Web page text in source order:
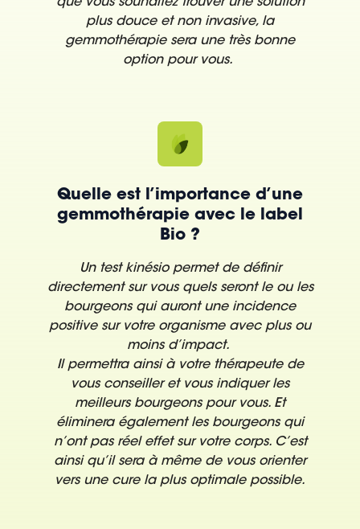
plus douce et non invasive, la
gemmothérapie sera une très bonne
option pour vous.
Quelle est l’importance d’une
gemmothérapie avec le label
Bio ?
Un test kinésio permet de définir
directement sur vous quels seront le ou les
bourgeons qui auront une incidence
positive sur votre organisme avec plus ou
moins d’impact.
Il permettra ainsi à votre thérapeute de
vous conseiller et vous indiquer les
meilleurs bourgeons pour vous. Et
éliminera également les bourgeons qui
n’ont pas réel effet sur votre corps. C’est
ainsi qu’il sera à même de vous orienter
vers une cure la plus optimale possible.